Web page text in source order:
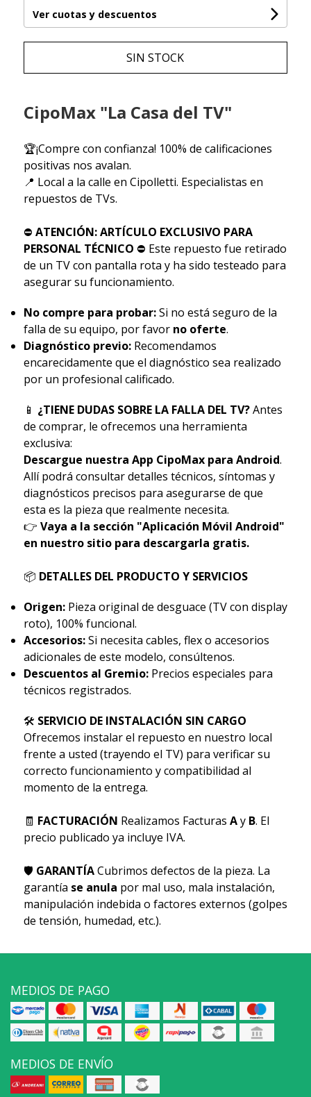
Ver cuotas y descuentos
SIN STOCK
CipoMax "La Casa del TV"
🏆¡Compre con confianza! 100% de calificaciones
positivas nos avalan.
📍 Local a la calle en Cipolletti. Especialistas en
repuestos de TVs.
⛔ ATENCIÓN: ARTÍCULO EXCLUSIVO PARA
PERSONAL TÉCNICO ⛔ Este repuesto fue retirado
de un TV con pantalla rota y ha sido testeado para
asegurar su funcionamiento.
No compre para probar:Si no está seguro de la
falla de su equipo, por favor no oferte.
Diagnóstico previo:Recomendamos
encarecidamente que el diagnóstico sea realizado
por un profesional calificado.
📱 ¿TIENE DUDAS SOBRE LA FALLA DEL TV?Antes
de comprar, le ofrecemos una herramienta
exclusiva:
Descargue nuestra App CipoMax para Android.
Allí podrá consultar detalles técnicos, síntomas y
diagnósticos precisos para asegurarse de que
esta es la pieza que realmente necesita.
👉 Vaya a la sección "Aplicación Móvil Android"
en nuestro sitio para descargarla gratis.
📦 DETALLES DEL PRODUCTO Y SERVICIOS
Origen:Pieza original de desguace (TV con display
roto), 100% funcional.
Accesorios:Si necesita cables, flex o accesorios
adicionales de este modelo, consúltenos.
Descuentos al Gremio:Precios especiales para
técnicos registrados.
🛠 SERVICIO DE INSTALACIÓN SIN CARGO
Ofrecemos instalar el repuesto en nuestro local
frente a usted (trayendo el TV) para verificar su
correcto funcionamiento y compatibilidad al
momento de la entrega.
🧾 FACTURACIÓN Realizamos Facturas Ay B. El
precio publicado ya incluye IVA.
🛡 GARANTÍACubrimos defectos de la pieza. La
garantía se anula por mal uso, mala instalación,
manipulación indebida o factores externos (golpes
de tensión, humedad, etc.).
MEDIOS DE PAGO
MEDIOS DE ENVÍO